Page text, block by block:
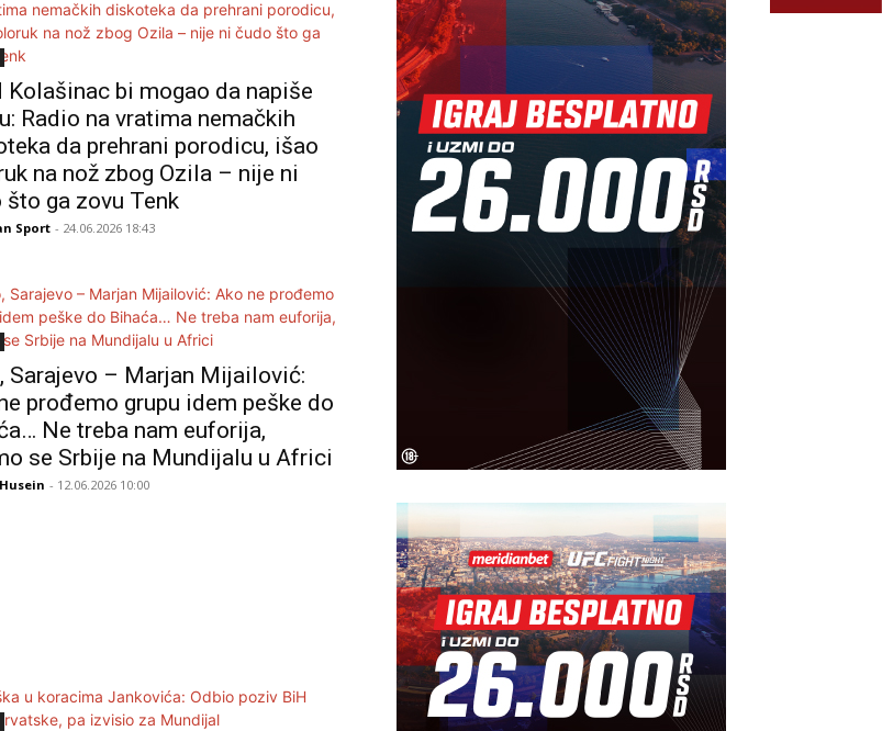
Kolašinac bi mogao da napiše
Radio na vratima nemačkih
da prehrani porodicu, išao
na nož zbog Ozila – nije ni
što ga zovu Tenk
Sport - 24.06.2026 18:43
Sarajevo – Marjan Mijailović:
prođemo grupu idem peške do
Ne treba nam euforija,
se Srbije na Mundijalu u Africi
- 12.06.2026 10:00